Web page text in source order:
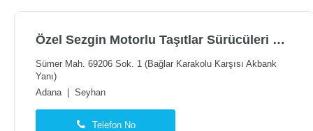
Özel Sezgin Motorlu Taşıtlar Sürücüleri Kursu Eğitim Tic.ltd.şti
Sümer Mah. 69206 Sok. 1 (Bağlar Karakolu Karşısı Akbank
Yanı)
Adana| Seyhan
Telefon No